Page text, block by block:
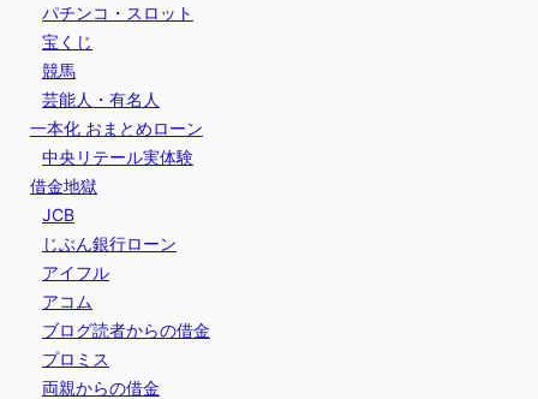
パチンコ・スロット
宝くじ
競馬
芸能人・有名人
一本化 おまとめローン
中央リテール実体験
借金地獄
JCB
じぶん銀行ローン
アイフル
アコム
ブログ読者からの借金
プロミス
両親からの借金